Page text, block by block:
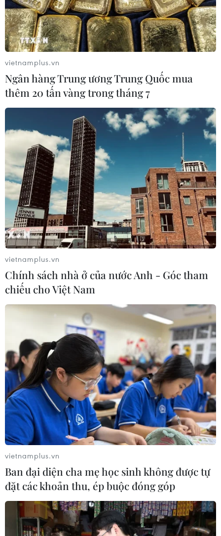
TIN CÙNG CHUYÊN MỤC
Áp thấp nhiệt đới đổi hướng trên
vùng biển phía Đông khu vực vịnh
Bắc Bộ
vietnamplus.vn
Ngân hàng Trung ương Trung Quốc mua
thêm 20 tấn vàng trong tháng 7
vietnamplus.vn
Chính sách nhà ở của nước Anh - Góc tham
chiếu cho Việt Nam
vietnamplus.vn
Ban đại diện cha mẹ học sinh không được tự
đặt các khoản thu, ép buộc đóng góp